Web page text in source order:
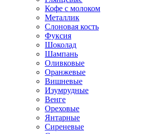
Кофе с молоком
Металлик
Слоновая кость
Фуксия
Шоколад
Шампань
Оливковые
Оранжевые
Вишневые
Изумрудные
Венге
Ореховые
Янтарные
Сиреневые